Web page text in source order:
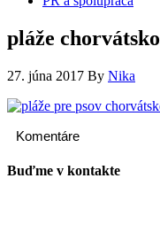
pláže chorvátsko
27. júna 2017 By Nika
Komentáre
Buďme v kontakte